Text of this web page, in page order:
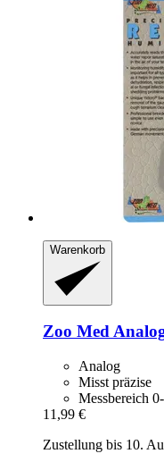
Warenkorb
Zoo Med
Analog
Misst präzise
Messbereich
11,99 €
Zustellung bis 10.